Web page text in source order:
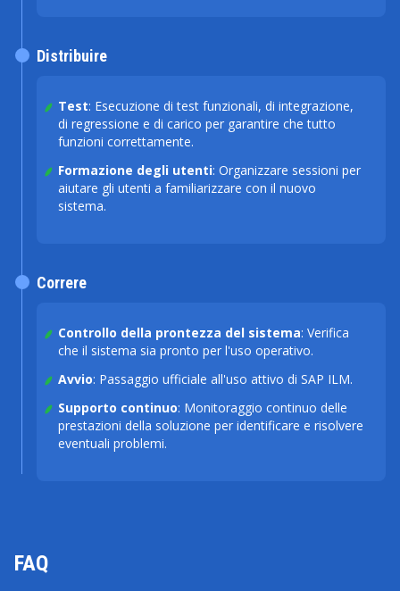
Test: Esecuzione di test funzionali, di integrazione,
di regressione e di carico per garantire che tutto
funzioni correttamente.
Formazione degli utenti: Organizzare sessioni per
aiutare gli utenti a familiarizzare con il nuovo
sistema.
Distribuire
Controllo della prontezza del sistema: Verifica
che il sistema sia pronto per l'uso operativo.
Avvio: Passaggio ufficiale all'uso attivo di SAP ILM.
Supporto continuo: Monitoraggio continuo delle
prestazioni della soluzione per identificare e risolvere
eventuali problemi.
Correre
FAQ